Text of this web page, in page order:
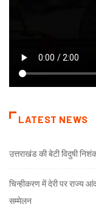
LATEST NEWS
उत्तराखंड की बेटी विदुषी
चिन्हीकरण में देरी पर राज्य
सम्मेलन